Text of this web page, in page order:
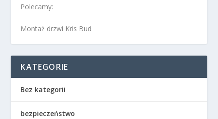
Polecamy:
Montaż drzwi Kris Bud
KATEGORIE
Bez kategorii
bezpieczeństwo